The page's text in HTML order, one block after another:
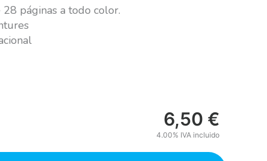
páginas a todo color.
6,50 €
4.00% IVA incluido